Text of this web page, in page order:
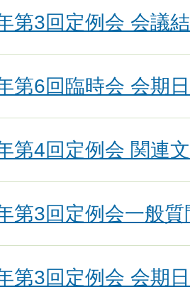
第3回定例会 会議
第6回臨時会 会期
第4回定例会 関連
第3回定例会一般質
第3回定例会 会期